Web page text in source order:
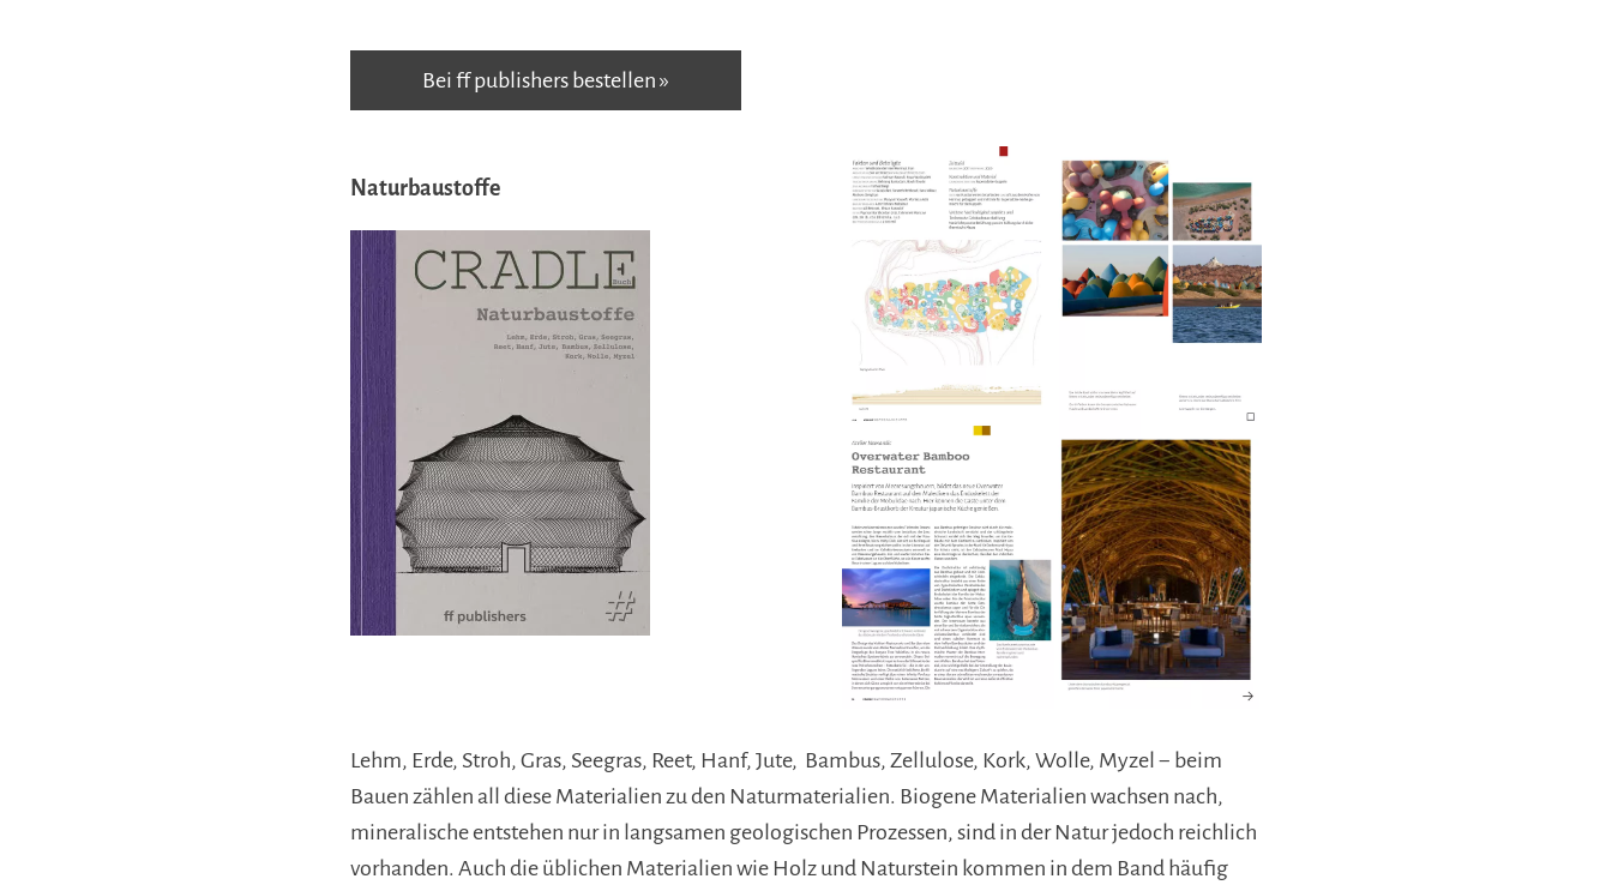
Bei ff publishers bestellen »
Naturbaustoffe
Lehm, Erde, Stroh, Gras, Seegras, Reet, Hanf, Jute, Bambus, Zellulose, Kork, Wolle, Myzel − beim
Bauen zählen all diese Materialien zu den Naturmaterialien. Biogene Materialien wachsen nach,
mineralische entstehen nur in langsamen geologischen Prozessen, sind in der Natur jedoch reichlich
vorhanden. Auch die üblichen Materialien wie Holz und Naturstein kommen in dem Band häufig